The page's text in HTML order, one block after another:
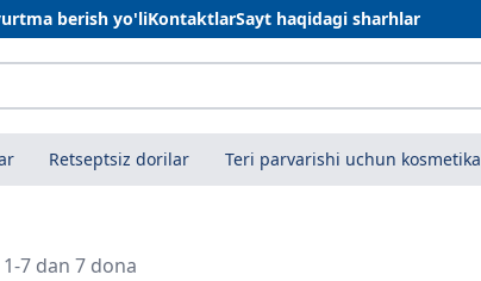
berish yo'liKontaktlarSayt haqidagi sharhlar
Retseptsiz dorilar Teri parvarishi uchun kosmetika
7 dan 7 dona